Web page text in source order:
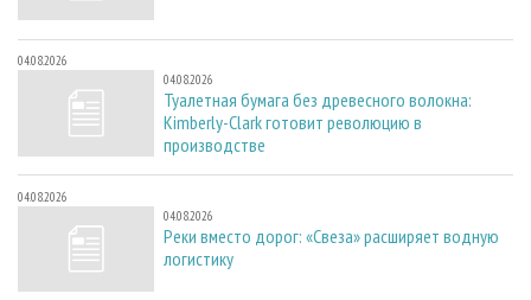
04.08.2026
04.08.2026
Туалетная бумага без древесного волокна:
Kimberly-Clark готовит революцию в
производстве
04.08.2026
04.08.2026
Реки вместо дорог: «Свеза» расширяет водную
логистику